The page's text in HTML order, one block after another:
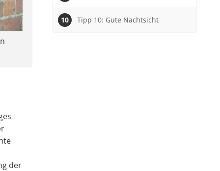
der
Tipp 10: Gute Nachtsicht